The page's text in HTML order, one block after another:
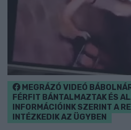
MEGRÁZÓ VIDEÓ
FÉRFIT BÁNTALMAZTAK ÉS
INFORMÁCIÓINK SZERINT A
INTÉZKEDIK AZ ÜGYBEN